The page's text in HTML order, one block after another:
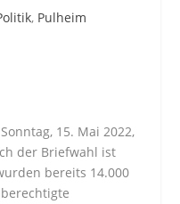
, Pulheim
15. Mai 2022,
der Briefwahl ist
bereits 14.000